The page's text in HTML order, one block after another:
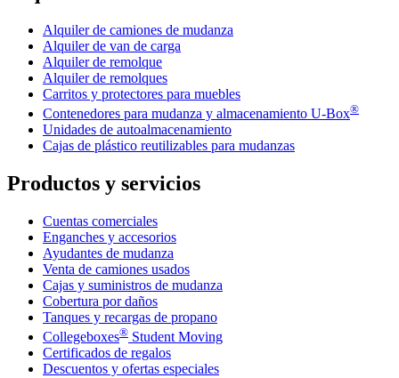
Alquiler de camiones de mudanza
Alquiler de van de carga
Alquiler de remolque
Alquiler de remolques
Carritos y protectores para muebles
Contenedores para mudanza y almacenamiento U-Box®
Unidades de autoalmacenamiento
Cajas de plástico reutilizables para mudanzas
Productos y servicios
Cuentas comerciales
Enganches y accesorios
Ayudantes de mudanza
Venta de camiones usados
Cajas y suministros de mudanza
Cobertura por daños
Tanques y recargas de propano
Collegeboxes® Student Moving
Certificados de regalos
Descuentos y ofertas especiales